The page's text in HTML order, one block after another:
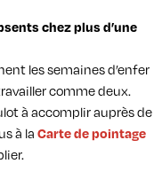
chez plus d’une
les semaines d’enfer
comme deux.
à accomplir auprès de
à la Carte de pointage